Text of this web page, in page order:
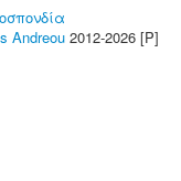
Andreou 2012-2026 [P]